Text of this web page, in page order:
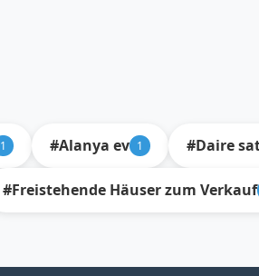
1 #Alanya ev 1 #Daire
#Freistehende Häuser zum Verkauf